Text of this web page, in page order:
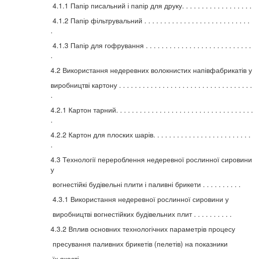
4.1.1 Папір писальний і папір для друку. . . . . . . . . . . . . . . . . .
4.1.2 Папір фільтрувальний . . . . . . . . . . . . . . . . . . . . . . . . . . .
.
4.1.3 Папір для гофрування . . . . . . . . . . . . . . . . . . . . . . . . . . .
.
4.2 Використання недеревних волокнистих напівфабрикатів у
виробництві картону . . . . . . . . . . . . . . . . . . . . . . . . . . . . . . . . . .
.
4.2.1 Картон тарний. . . . . . . . . . . . . . . . . . . . . . . . . . . . . . . . . . .
.
4.2.2 Картон для плоских шарів. . . . . . . . . . . . . . . . . . . . . . . . .
.
4.3 Технології перероблення недеревної рослинної сировини
у
вогнестійкі будівельні плити і паливні брикети . . . . . . . . . .
4.3.1 Використання недеревної рослинної сировини у
виробництві вогнестійких будівельних плит . . . . . . . . . .
4.3.2 Вплив основних технологічних параметрів процесу
пресування паливних брикетів (пелетів) на показники